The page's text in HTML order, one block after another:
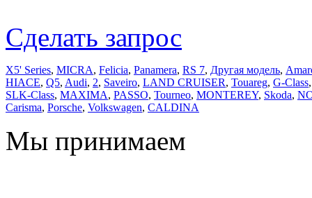
Сделать запрос
X5' Series, MICRA, Felicia, Panamera, RS 7, Другая модель,
HIACE, Q5, Audi, 2, Saveiro, LAND CRUISER, Touareg, G-Class
SLK-Class, MAXIMA, PASSO, Tourneo, MONTEREY, Skoda,
Carisma, Porsche, Volkswagen, CALDINA
Мы принимаем